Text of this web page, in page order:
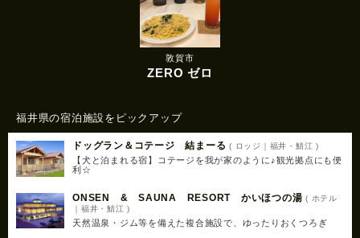
敦賀市
ZERO ゼロ
福井県の宿泊施設をピックアップ
ドッグラン＆コテージ 結まーる ( ロッジ｜福井・鯖江 )
【犬と泊まれる宿】コテージを我が家のように♪観光拠点にも便
利☆
ONSEN & SAUNA RESORT かいほつの湯 ( ホテル
｜福井・鯖江 )
天然温泉・ジム等を備えた複合施設で、ゆったりおくつろぎ